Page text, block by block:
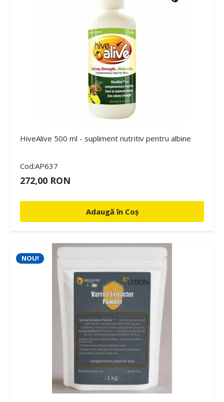
HiveAlive 500 ml - supliment nutritiv pentru albine
Cod:AP637
272,00 RON
Adaugă în Coș
NOU!